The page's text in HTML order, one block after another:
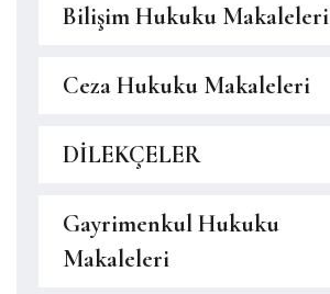
Bilişim Hukuku Makaleleri
Ceza Hukuku Makaleleri
DİLEKÇELER
Gayrimenkul Hukuku
Makaleleri